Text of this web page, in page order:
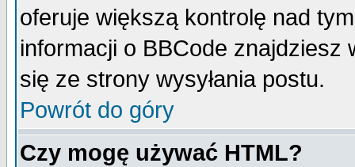
oferuje większą kontrolę nad
informacji o BBCode
się ze strony wysyłania postu.
Powrót do góry
Czy mogę używać HTML?